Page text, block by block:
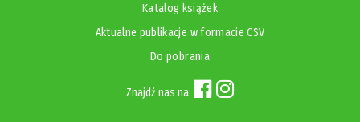
Katalog książek
Aktualne publikacje w formacie CSV
Do pobrania
Znajdź nas na: